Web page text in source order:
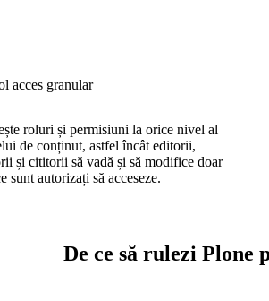
acces granular
roluri și permisiuni la orice nivel al
de conținut, astfel încât editorii,
și cititorii să vadă și să modifice doar
sunt autorizați să acceseze.
De ce să rulezi Plone